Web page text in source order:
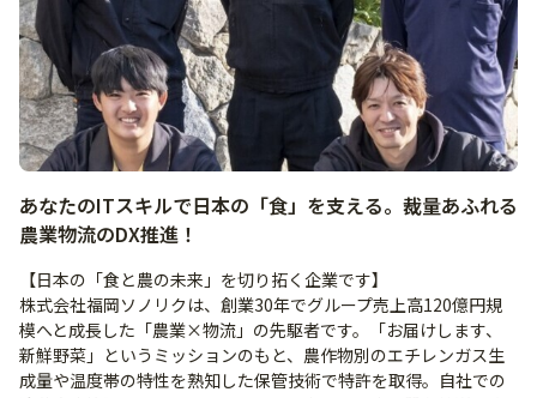
あなたのITスキルで日本の「食」を支える。裁量あふれる
農業物流のDX推進！
【日本の「食と農の未来」を切り拓く企業です】
株式会社福岡ソノリクは、創業30年でグループ売上高120億円規
模へと成長した「農業×物流」の先駆者です。「お届けします、
新鮮野菜」というミッションのもと、農作物別のエチレンガス生
成量や温度帯の特性を熟知した保管技術で特許を取得。自社での